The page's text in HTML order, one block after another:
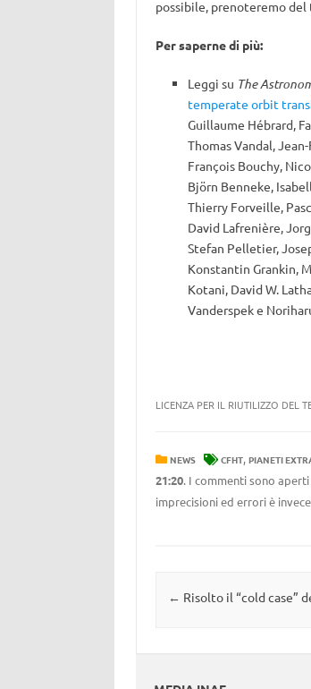
possibile, prenoteremo del
Per saperne di più:
Leggi su The
temperate orbit
Guillaume Hébrard,
Thomas Vandal,
François Bouchy,
Björn Benneke,
Thierry Forveille,
David Lafrenière,
Stefan Pelletier,
Konstantin Grankin,
Kotani, David W.
Vanderspek e
LICENZA PER IL RIUTILIZZO DEL
NEWS CFHT, PIANETI
21:20. I commenti sono
imprecisioni ed errori è
Navigazione articolo
← Risolto il “cold case”